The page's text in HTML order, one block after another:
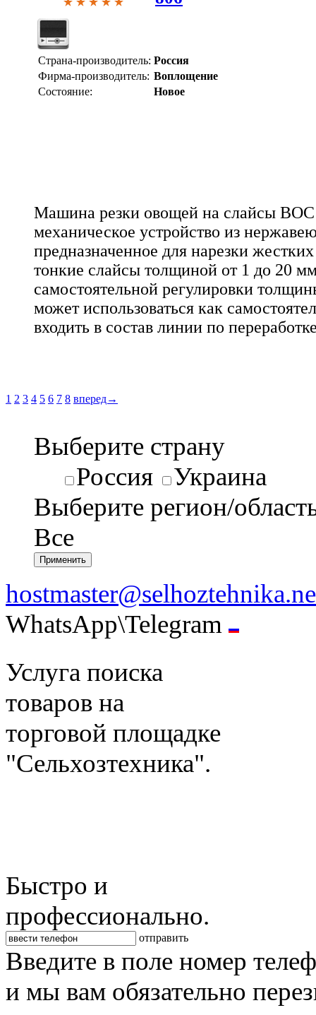
Страна-производитель: Россия
Фирма-производитель: Воплощение
Состояние:
Новое
Машина резки овощей на слайсы ВОС
механическое устройство из
предназначенное для нарезки
тонкие слайсы толщиной от 1 до 20
самостоятельной регулировки
может использоваться как
входить в состав линии по
1 2 3 4 5 6 7 8 вперед→
Выберите страну
Россия
Украина
Выберите регион/
Все
WhatsApp\Telegram
Услуга поиска
товаров на
торговой площадке
"Сельхозтехника".
Быстро и
профессионально.
отправить
Введите в поле номер
и мы вам обязательно